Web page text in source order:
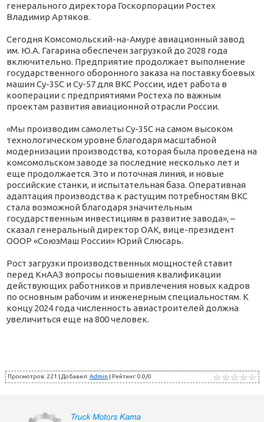
генерального директора Госкорпорации Ростех
Владимир Артяков.
Сегодня Комсомольский-на-Амуре авиационный завод
им. Ю.А. Гагарина обеспечен загрузкой до 2028 года
включительно. Предприятие продолжает выполнение
государственного оборонного заказа на поставку боевых
машин Су-35С и Су-57 для ВКС России, идет работа в
кооперации с предприятиями Ростеха по важным
проектам развития авиационной отрасли России.
«Мы производим самолеты Су-35С на самом высоком
технологическом уровне благодаря масштабной
модернизации производства, которая была проведена на
комсомольском заводе за последние несколько лет и
еще продолжается. Это и поточная линия, и новые
российские станки, и испытательная база. Оперативная
адаптация производства к растущим потребностям ВКС
стала возможной благодаря значительным
государственным инвестициям в развитие завода», –
сказал генеральный директор ОАК, вице-президент
ОООР «СоюзМаш России» Юрий Слюсарь.
Рост загрузки производственных мощностей ставит
перед КнААЗ вопросы повышения квалификации
действующих работников и привлечения новых кадров
по основным рабочим и инженерным специальностям. К
концу 2024 года численность авиастроителей должна
увеличиться еще на 800 человек.
Просмотров: 221 | Добавил:Admin | Рейтинг:0.0/0